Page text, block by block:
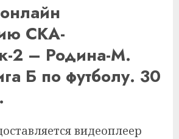
СКА-
2 – Родина-М.
Б по футболу. 30
видеоплеер